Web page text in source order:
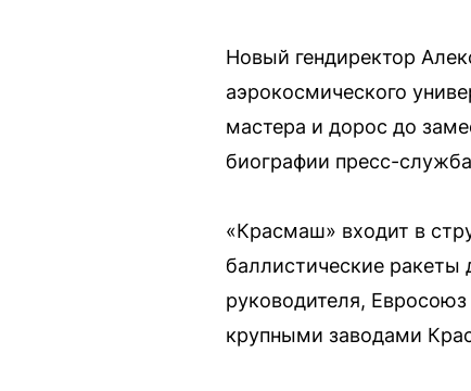
Новый гендиректор
аэрокосмического
мастера и дорос до
биографии пресс-
«Красмаш» входит в
баллистические ракеты
руководителя,
крупными заводами